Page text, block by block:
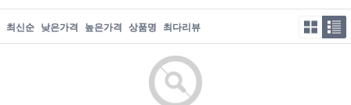
최신순 낮은가격 높은가격 상품명 최다리뷰